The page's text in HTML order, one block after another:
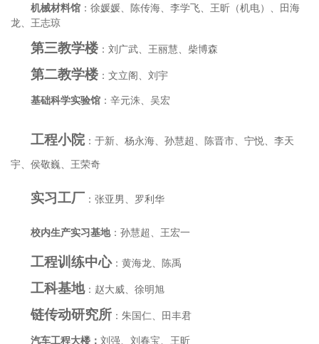
机械材料馆 ：徐媛媛、陈传海、李学飞、王昕（机电）、田海
龙、王志琼
第三教学楼 ：刘广武、王丽慧、柴博森
第二教学楼 ：文立阁、刘宇
基础科学实验馆 ：辛元洙、吴宏
工程小院：于新、杨永海、孙慧超、陈晋市、宁悦、李天
宇、侯敬巍、王荣奇
实习工厂 ：张亚男、罗利华
校内生产实习基地：孙慧超、王宏一
工程训练中心：黄海龙、陈禹
工科基地：赵大威、徐明旭
链传动研究所 ：朱国仁、田丰君
汽车工程大楼： 刘强、刘春宝、王昕